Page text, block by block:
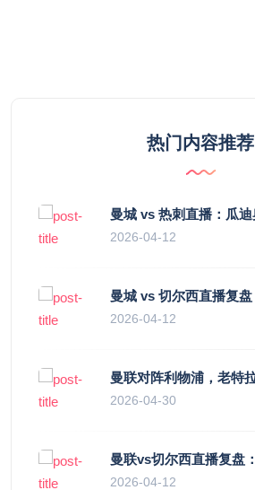
热门内容推荐
2026-04-12
2026-04-12
2026-04-30
2026-04-12